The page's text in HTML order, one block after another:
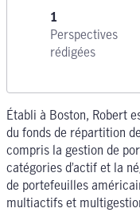
1
Perspectives
rédigées
Établi à Boston, Robert
du fonds de répartition
compris la gestion de
catégories d’actif et la
de portefeuilles
multiactifs et